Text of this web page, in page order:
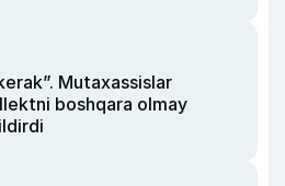
Mutaxassislar
boshqara olmay